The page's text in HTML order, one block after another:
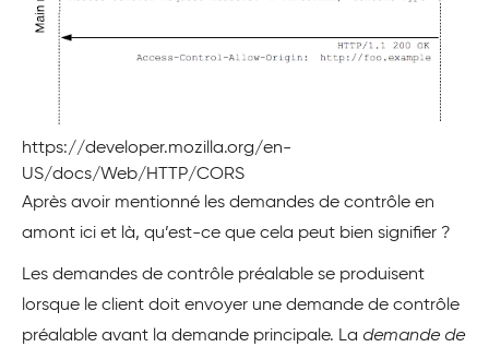
https://developer.mozilla.org/en-
US/docs/Web/HTTP/CORS
Après avoir mentionné les demandes de contrôle en
amont ici et là, qu’est-ce que cela peut bien signifier ?
Les demandes de contrôle préalable se produisent
lorsque le client doit envoyer une demande de contrôle
préalable avant la demande principale. La demande de